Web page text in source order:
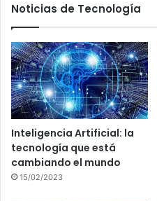
Noticias de Tecnología
Inteligencia Artificial: la
tecnología que está
cambiando el mundo
15/02/2023